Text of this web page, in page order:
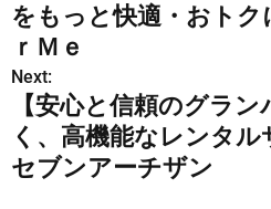
ナ
ビ
ゲ
ー
シ
をもっと快適・おトク
ｒＭｅ
Next:
【安心と信頼のグラ
く、高機能なレンタ
セブンアーチザン